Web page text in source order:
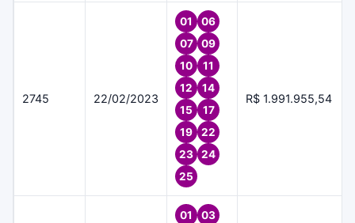
2745 22/02/2023
01
06
07
09
10
11
12
14
15
17
19
22
23
24
25
R$ 1.991.955,54
01
03